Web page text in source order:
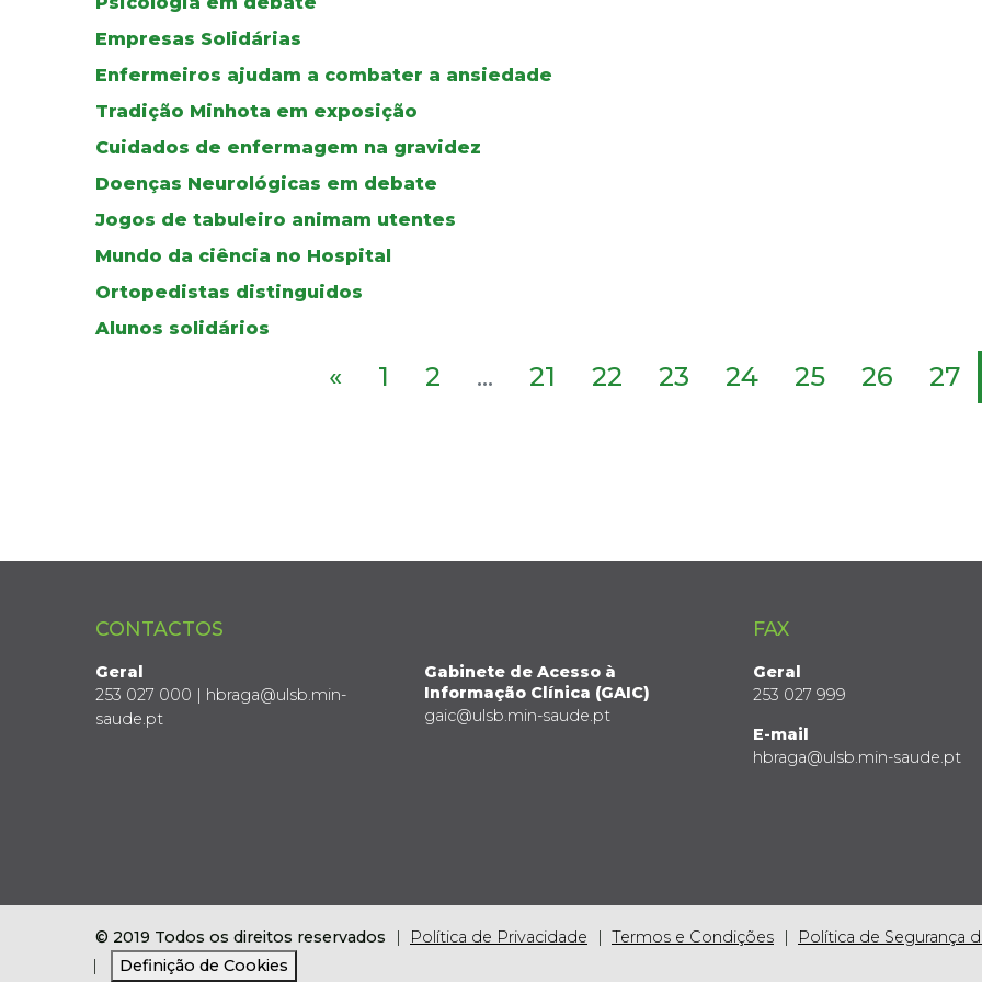
Empresas Solidárias
Enfermeiros ajudam a combater a ansiedade
Tradição Minhota em exposição
Cuidados de enfermagem na gravidez
Doenças Neurológicas em debate
Jogos de tabuleiro animam utentes
Mundo da ciência no Hospital
Ortopedistas distinguidos
Alunos solidários
« 1 2 ... 21 22 23 24 25 26 27
CONTACTOS
Geral
253 027 000 | hbraga@ulsb.min-
saude.pt
Gabinete de Acesso à
Informação Clínica (GAIC)
gaic@ulsb.min-saude.pt
FAX
Geral
253 027 999
E-mail
hbraga@ulsb.min-saude.pt
© 2019 Todos os direitos reservados Política de Privacidade Termos e Condições
Política de Segurança
Definição de Cookies